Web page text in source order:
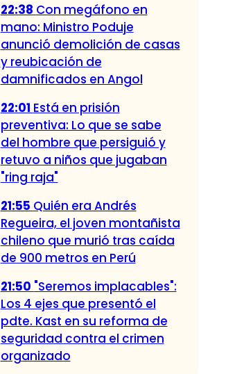
22:38 Con megáfono en
mano: Ministro Poduje
anunció demolición de casas
y reubicación de
damnificados en Angol
22:01 Está en prisión
preventiva: Lo que se sabe
del hombre que persiguió y
retuvo a niños que jugaban
"ring raja"
21:55 Quién era Andrés
Regueira, el joven montañista
chileno que murió tras caída
de 900 metros en Perú
21:50 "Seremos implacables":
Los 4 ejes que presentó el
pdte. Kast en su reforma de
seguridad contra el crimen
organizado